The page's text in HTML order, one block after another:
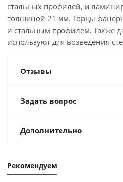
стальных профилей, и
толщиной 21 мм. Торцы
и стальным профилем. Также
используют для возведения
Отзывы
Задать вопрос
Дополнительно
Рекомендуем